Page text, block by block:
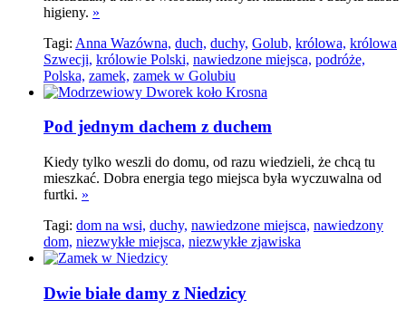
higieny. »
Tagi: Anna Wazówna, duch, duchy, Golub, królowa, królowa
Szwecji, królowie Polski, nawiedzone miejsca, podróże,
Polska, zamek, zamek w Golubiu
Pod jednym dachem z duchem
Kiedy tylko weszli do domu, od razu wiedzieli, że chcą tu
mieszkać. Dobra energia tego miejsca była wyczuwalna od
furtki. »
Tagi: dom na wsi, duchy, nawiedzone miejsca, nawiedzony
dom, niezwykłe miejsca, niezwykłe zjawiska
Dwie białe damy z Niedzicy